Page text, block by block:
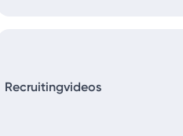
Recruitingvideos